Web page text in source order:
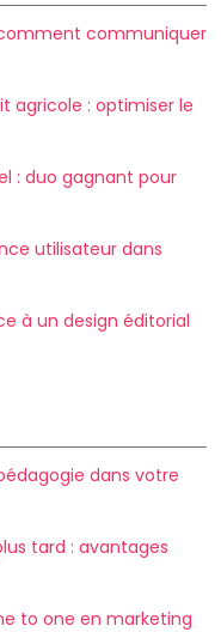
communiquer
agricole : optimiser le
: duo gagnant pour
utilisateur dans
à un design éditorial
dans votre
tard : avantages
to one en marketing